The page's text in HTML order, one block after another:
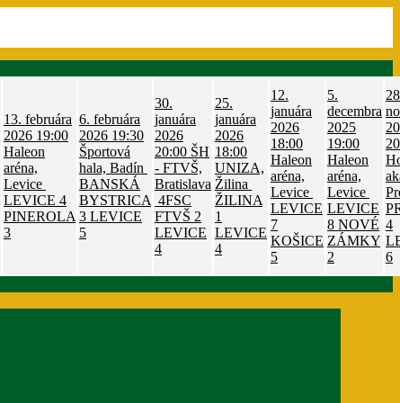
13. februára
2026 19:00
Haleon
aréna,
Levice
LEVICE 4
PINEROLA
3
6. februára
2026 19:30
Športová
hala, Badín
BANSKÁ
BYSTRICA
3 LEVICE
5
30.
januára
2026
20:00 ŠH
- FTVŠ,
Bratislava
4FSC
FTVŠ 2
LEVICE
4
25.
januára
2026
18:00
UNIZA,
Žilina
ŽILINA
1
LEVICE
4
12.
januára
2026
18:00
Haleon
aréna,
Levice
LEVICE
7
KOŠICE
5
5.
decembra
2025
19:00
Haleon
aréna,
Levice
LEVICE
8 NOVÉ
ZÁMKY
2
4
6